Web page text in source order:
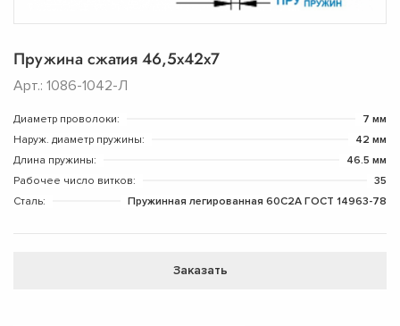
Пружина сжатия 46,5х42х7
Арт.: 1086-1042-Л
Диаметр проволоки:
7 мм
Наруж. диаметр пружины:
42 мм
Длина пружины:
46.5 мм
Рабочее число витков:
35
Сталь:
Пружинная легированная 60С2А ГОСТ 14963-78
Заказать